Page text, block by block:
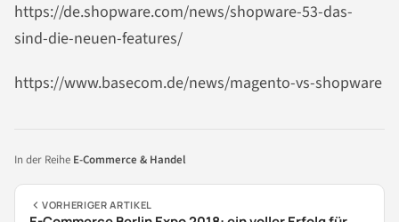
https://de.shopware.com/news/shopware-53-das-
sind-die-neuen-features/
https://www.basecom.de/news/magento-vs-shopware
In der Reihe E-Commerce & Handel
VORHERIGER ARTIKEL